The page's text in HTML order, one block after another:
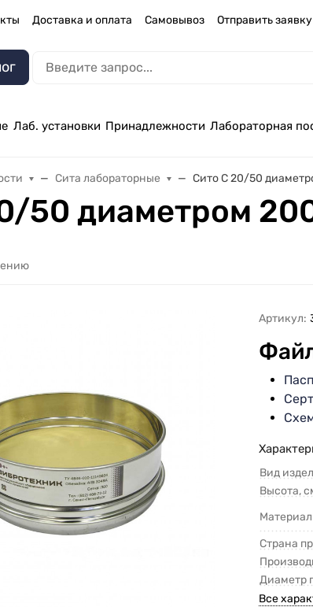
Доставка и оплата Самовывоз Отправить заявку
Лаб. установки Принадлежности Лабораторная
Сита лабораторные Сито С 20/50
50 диаметром
Артикул:
Вид
Высота,
Материал
Страна
Диаметр
Все